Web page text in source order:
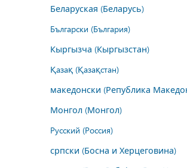
Беларуская (Беларусь)
Български (България)
Кыргызча (Кыргызстан)
Қазақ (Қазақстан)
македонски (Република
Монгол (Монгол)
Русский (Россия)
српски (Босна и Херцеговина)